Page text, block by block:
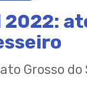
Grosso do